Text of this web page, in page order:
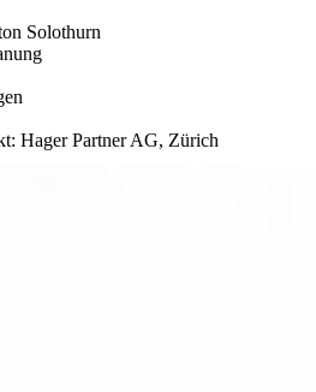
Solothurn
Hager Partner AG, Zürich